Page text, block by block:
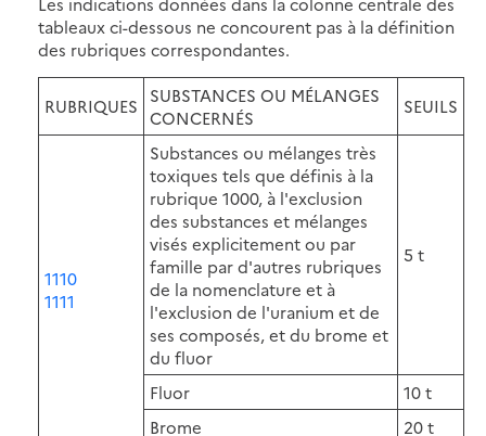
tableaux ci-dessous ne concourent pas à la définition
des rubriques correspondantes.
RUBRIQUES
SUBSTANCES OU MÉLANGES
CONCERNÉS
SEUILS
1110
1111
Substances ou mélanges très
toxiques tels que définis à la
rubrique 1000, à l'exclusion
des substances et mélanges
visés explicitement ou par
famille par d'autres rubriques
de la nomenclature et à
l'exclusion de l'uranium et de
ses composés, et du brome et
du fluor
5 t
Fluor
10 t
Brome
20 t